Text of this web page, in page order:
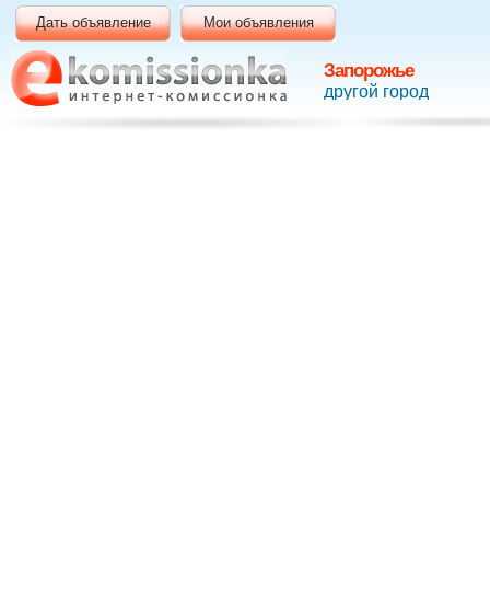
Запорожье
другой город
Дать объявление Мои объявления